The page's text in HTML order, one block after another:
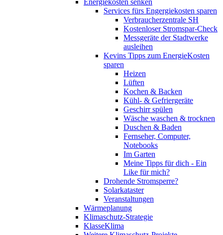
Energiekosten senken
Services fürs Engergiekosten sparen
Verbraucherzentrale SH
Kostenloser Stromspar-Check
Messgeräte der Stadtwerke
ausleihen
Kevins Tipps zum EnergieKosten
sparen
Heizen
Lüften
Kochen & Backen
Kühl- & Gefriergeräte
Geschirr spülen
Wäsche waschen & trocknen
Duschen & Baden
Fernseher, Computer,
Notebooks
Im Garten
Meine Tipps für dich - Ein
Like für mich?
Drohende Stromsperre?
Solarkataster
Veranstaltungen
Wärmeplanung
Klimaschutz-Strategie
KlasseKlima